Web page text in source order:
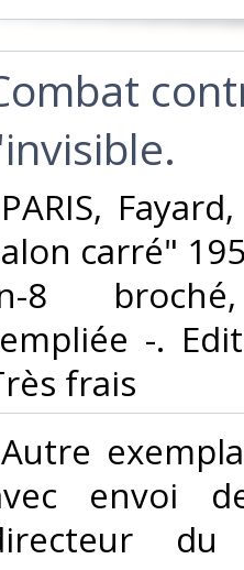
PARIS,
carré"
8
-.
frais‎
Autre
envoi